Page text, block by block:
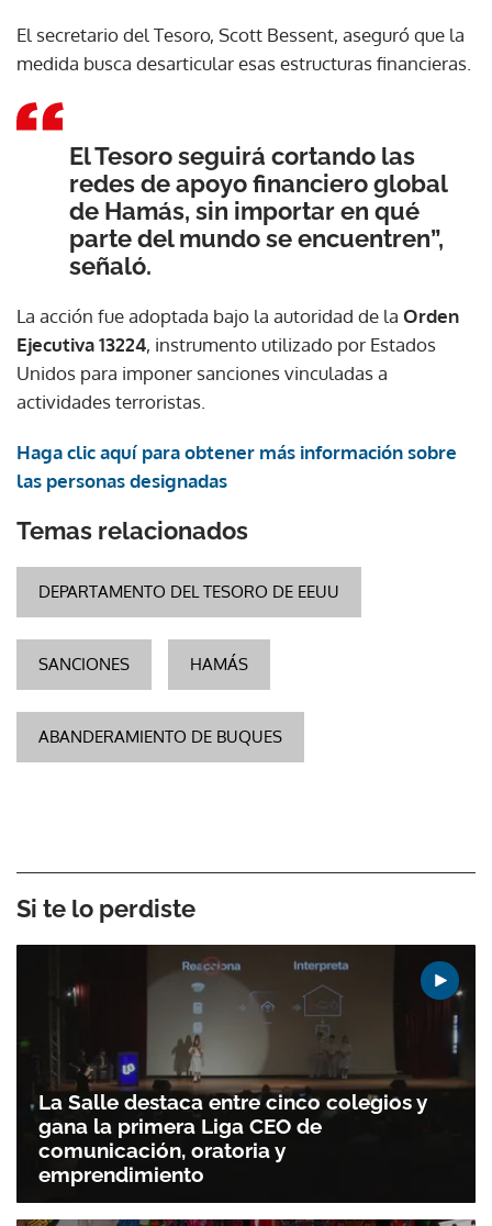
El secretario del Tesoro, Scott Bessent, aseguró que la
medida busca desarticular esas estructuras financieras.
El Tesoro seguirá cortando las
redes de apoyo financiero global
de Hamás, sin importar en qué
parte del mundo se encuentren”,
señaló.
La acción fue adoptada bajo la autoridad de la Orden
Ejecutiva 13224, instrumento utilizado por Estados
Unidos para imponer sanciones vinculadas a
actividades terroristas.
Haga clic aquí para obtener más información sobre
las personas designadas
Temas relacionados
DEPARTAMENTO DEL TESORO DE EEUU
SANCIONES HAMÁS
ABANDERAMIENTO DE BUQUES
Si te lo perdiste
La Salle destaca entre cinco colegios y
gana la primera Liga CEO de
comunicación, oratoria y
emprendimiento